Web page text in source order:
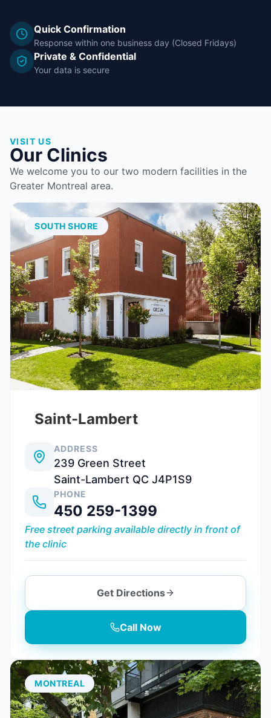
Quick Confirmation
Response within one business day (Closed Fridays)
Private & Confidential
Your data is secure
VISIT US
Our Clinics
We welcome you to our two modern facilities in the
Greater Montreal area.
Saint-Lambert
SOUTH SHORE
ADDRESS
239 Green Street
Saint-Lambert QC J4P1S9
PHONE
450 259-1399
Free street parking available directly in front of
the clinic
Get Directions
Call Now
MONTREAL